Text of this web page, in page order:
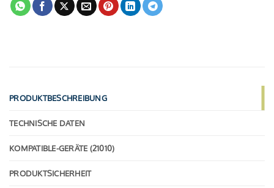
PRODUKTBESCHREIBUNG
TECHNISCHE DATEN
KOMPATIBLE-GERÄTE (21010)
PRODUKTSICHERHEIT